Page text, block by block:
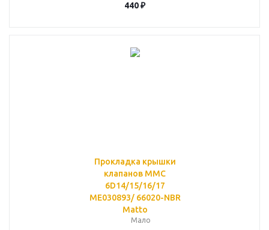
440₽
Прокладка крышки
клапанов MMC
6D14/15/16/17
ME030893/ 66020-NBR
Matto
Мало